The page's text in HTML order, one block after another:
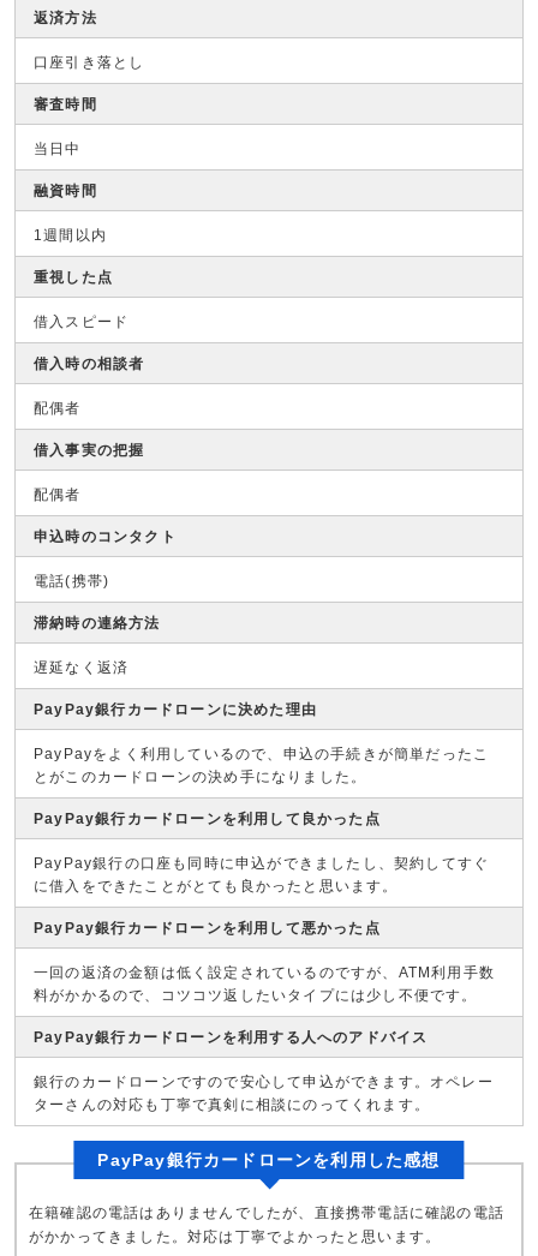
返済方法
口座引き落とし
審査時間
当日中
融資時間
1週間以内
重視した点
借入スピード
借入時の相談者
配偶者
借入事実の把握
配偶者
申込時のコンタクト
電話(携帯)
滞納時の連絡方法
遅延なく返済
PayPay銀行カードローンに決めた理由
PayPayをよく利用しているので、申込の手続きが簡単だったこ
とがこのカードローンの決め手になりました。
PayPay銀行カードローンを利用して良かった点
PayPay銀行の口座も同時に申込ができましたし、契約してすぐ
に借入をできたことがとても良かったと思います。
PayPay銀行カードローンを利用して悪かった点
一回の返済の金額は低く設定されているのですが、ATM利用手数
料がかかるので、コツコツ返したいタイプには少し不便です。
PayPay銀行カードローンを利用する人へのアドバイス
銀行のカードローンですので安心して申込ができます。オペレー
ターさんの対応も丁寧で真剣に相談にのってくれます。
PayPay銀行カードローンを利用した感想
在籍確認の電話はありませんでしたが、直接携帯電話に確認の電話
がかかってきました。対応は丁寧でよかったと思います。